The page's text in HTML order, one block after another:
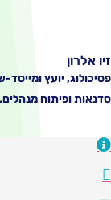
ומייסד-שותף.
מנהלים.